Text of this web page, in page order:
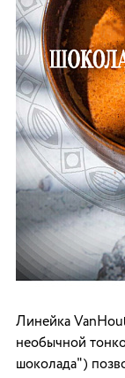
Линейка
необычной
шоколада")